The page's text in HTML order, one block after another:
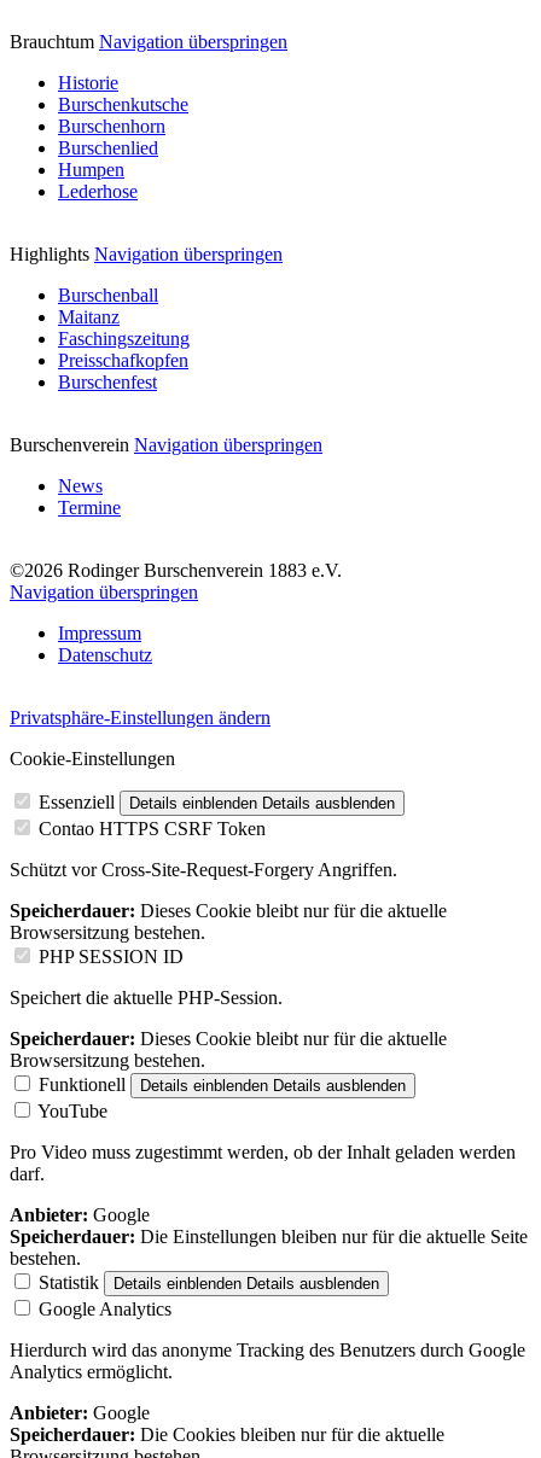
Brauchtum Navigation überspringen
Historie
Burschenkutsche
Burschenhorn
Burschenlied
Humpen
Lederhose
Highlights Navigation überspringen
Burschenball
Maitanz
Faschingszeitung
Preisschafkopfen
Burschenfest
Burschenverein Navigation überspringen
News
Termine
©2026 Rodinger Burschenverein 1883 e.V.
Navigation überspringen
Impressum
Datenschutz
Privatsphäre-Einstellungen ändern
Cookie-Einstellungen
Essenziell Details einblenden Details ausblenden
Contao HTTPS CSRF Token
Schützt vor Cross-Site-Request-Forgery Angriffen.
Speicherdauer: Dieses Cookie bleibt nur für die aktuelle
Browsersitzung bestehen.
PHP SESSION ID
Speichert die aktuelle PHP-Session.
Speicherdauer: Dieses Cookie bleibt nur für die aktuelle
Browsersitzung bestehen.
Funktionell
Details einblenden Details ausblenden
YouTube
Pro Video muss zugestimmt werden, ob der Inhalt geladen werden
darf.
Anbieter: Google
Speicherdauer: Die Einstellungen bleiben nur für die aktuelle Seite
bestehen.
Statistik
Details einblenden Details ausblenden
Google Analytics
Hierdurch wird das anonyme Tracking des Benutzers durch Google
Analytics ermöglicht.
Anbieter: Google
Speicherdauer: Die Cookies bleiben nur für die aktuelle